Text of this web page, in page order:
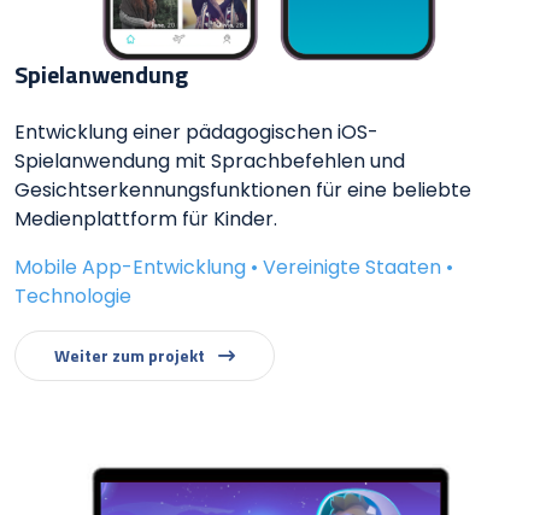
Spielanwendung
Entwicklung einer pädagogischen iOS-
Spielanwendung mit Sprachbefehlen und
Gesichtserkennungsfunktionen für eine beliebte
Medienplattform für Kinder.
Mobile App-Entwicklung • Vereinigte Staaten •
Technologie
Weiter zum projekt